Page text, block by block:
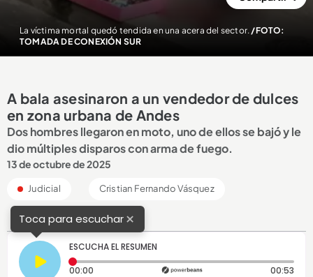
La víctima mortal quedó tendida en una acera del sector. /FOTO:
TOMADA DE CONEXIÓN SUR
A bala asesinaron a un vendedor de dulces
en zona urbana de Andes
Dos hombres llegaron en moto, uno de ellos se bajó y le
dio múltiples disparos con arma de fuego.
13 de octubre de 2025
Judicial Cristian Fernando Vásquez
Toca para escuchar×
ESCUCHA EL RESUMEN
00:00 Tiempo transcurrido: 0 segundos 00:53